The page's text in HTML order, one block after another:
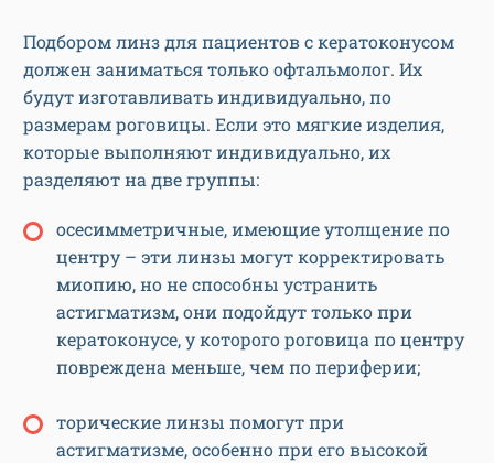
Подбором линз для пациентов с кератоконусом
должен заниматься только офтальмолог. Их
будут изготавливать индивидуально, по
размерам роговицы. Если это мягкие изделия,
которые выполняют индивидуально, их
разделяют на две группы:
осесимметричные, имеющие утолщение по
центру – эти линзы могут корректировать
миопию, но не способны устранить
астигматизм, они подойдут только при
кератоконусе, у которого роговица по центру
повреждена меньше, чем по периферии;
торические линзы помогут при
астигматизме, особенно при его высокой